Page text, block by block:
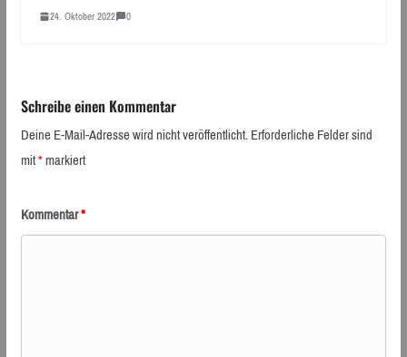
24. Oktober 2022 0
Schreibe einen Kommentar
Deine E-Mail-Adresse wird nicht veröffentlicht.Erforderliche Felder sind
mit*markiert
Kommentar*